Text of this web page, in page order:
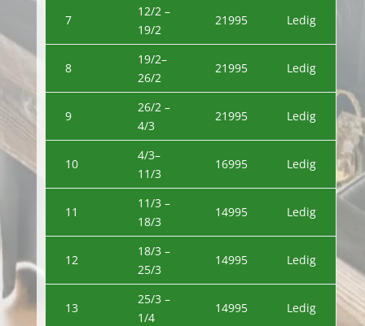
7
12/2 –
19/2
21995 Ledig
8
19/2–
26/2
21995 Ledig
9
26/2 –
4/3
21995 Ledig
10
4/3–
11/3
16995 Ledig
11
11/3 –
18/3
14995 Ledig
12
18/3 –
25/3
14995 Ledig
13
25/3 –
1/4
14995 Ledig